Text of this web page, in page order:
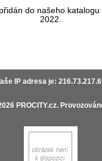
do našeho katalogu
2022.
IP adresa je:
PROCITY.cz.